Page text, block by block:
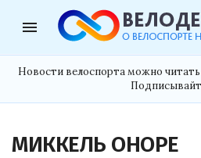
menu
Новости велоспорта можно читать
МИККЕЛЬ ОНОРЕ